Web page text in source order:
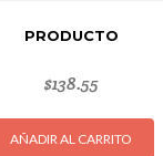
PRODUCTO
$138.55
AÑADIR AL CARRITO